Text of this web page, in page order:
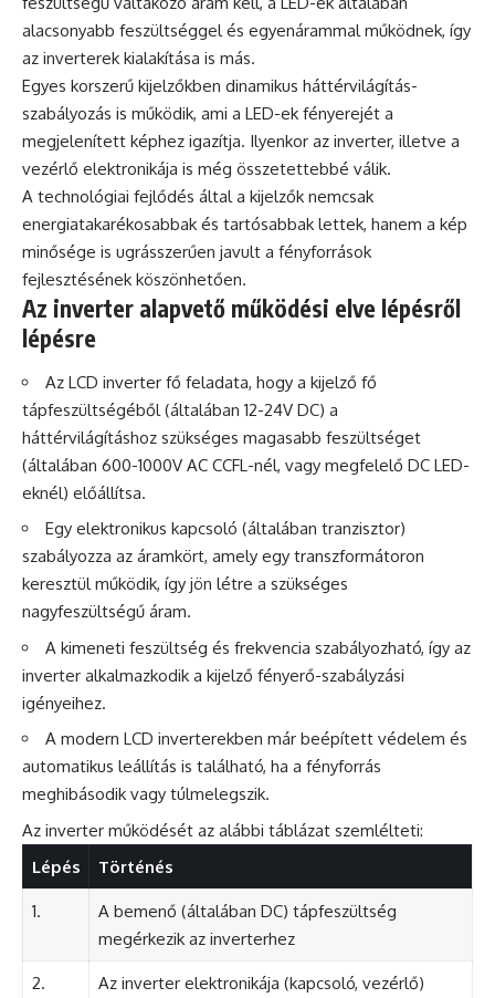
alacsonyabb feszültséggel és egyenárammal működnek, így
az inverterek kialakítása is más.
Egyes korszerű kijelzőkben dinamikus háttérvilágítás-
szabályozás is működik, ami a LED-ek fényerejét a
megjelenített képhez igazítja. Ilyenkor az inverter, illetve a
vezérlő elektronikája is még összetettebbé válik.
A technológiai fejlődés által a kijelzők nemcsak
energiatakarékosabbak és tartósabbak lettek, hanem a kép
minősége is ugrásszerűen javult a fényforrások
fejlesztésének köszönhetően.
Az inverter alapvető működési elve lépésről
lépésre
Az LCD inverter fő feladata, hogy a kijelző fő
tápfeszültségéből (általában 12-24V DC) a
háttérvilágításhoz szükséges magasabb feszültséget
(általában 600-1000V AC CCFL-nél, vagy megfelelő DC LED-
eknél) előállítsa.
Egy elektronikus kapcsoló (általában tranzisztor)
szabályozza az áramkört, amely egy transzformátoron
keresztül működik, így jön létre a szükséges
nagyfeszültségű áram.
A kimeneti feszültség és frekvencia szabályozható, így az
inverter alkalmazkodik a kijelző fényerő-szabályzási
igényeihez.
A modern LCD inverterekben már beépített védelem és
automatikus leállítás is található, ha a fényforrás
meghibásodik vagy túlmelegszik.
Az inverter működését az alábbi táblázat szemlélteti:
Lépés
Történés
1.
A bemenő (általában DC) tápfeszültség
megérkezik az inverterhez
2.
Az inverter elektronikája (kapcsoló, vezérlő)